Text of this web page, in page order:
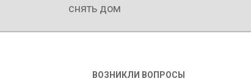
снять дом
ВОЗНИКЛИ ВОПРОСЫ